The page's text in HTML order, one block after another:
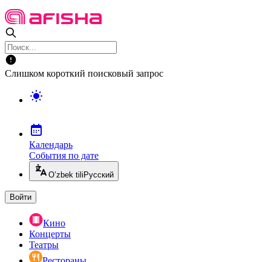
Слишком короткий поисковый запрос
Календарь
События по дате
O’zbek tili Русский
Войти
Кино
Концерты
Театры